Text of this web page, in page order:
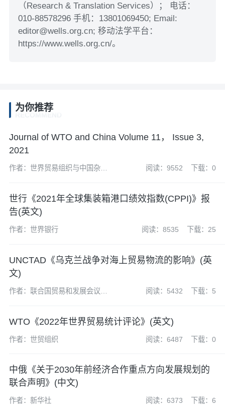
（Research & Translation Services）； 电话：
010-88578296 手机：13801069450; Email:
editor@wells.org.cn; 移动法学平台：
https://www.wells.org.cn/。
为你推荐
Journal of WTO and China Volume 11， Issue 3,
2021
作者：世界贸易组织与中国杂志
阅读：9552 下载：0
世行《2021年全球集装箱港口绩效指数(CPPI)》报
告(英文)
作者：世界银行 阅读：8535 下载：25
UNCTAD《乌克兰战争对海上贸易物流的影响》(英
文)
作者：联合国贸易和发展会议
阅读：5432 下载：5
WTO《2022年世界贸易统计评论》(英文)
作者：世贸组织 阅读：6487 下载：0
中俄《关于2030年前经济合作重点方向发展规划的
联合声明》(中文)
作者：新华社 阅读：6373 下载：6